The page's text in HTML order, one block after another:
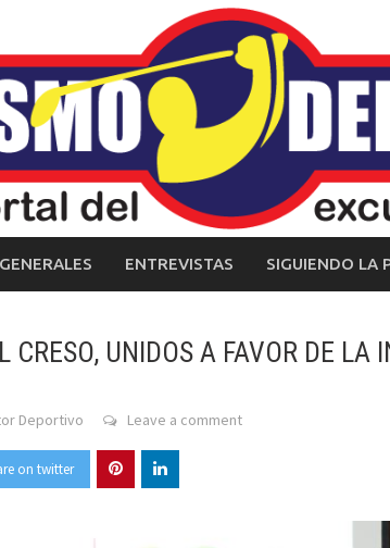
GENERALES ENTREVISTAS SIGUIENDO LA
CRESO, UNIDOS A FAVOR DE LA
Deportivo Leave a comment
on twitter